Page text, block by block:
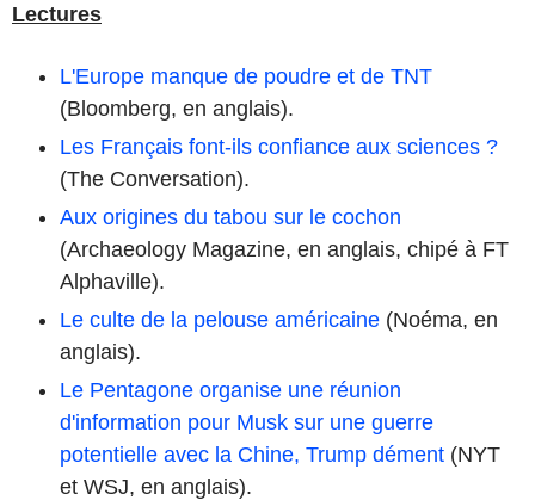
Lectures
L'Europe manque de poudre et de TNT
(Bloomberg, en anglais).
Les Français font-ils confiance aux sciences ?
(The Conversation).
Aux origines du tabou sur le cochon
(Archaeology Magazine, en anglais, chipé à FT
Alphaville).
Le culte de la pelouse américaine (Noéma, en
anglais).
Le Pentagone organise une réunion
d'information pour Musk sur une guerre
potentielle avec la Chine, Trump dément (NYT
et WSJ, en anglais).